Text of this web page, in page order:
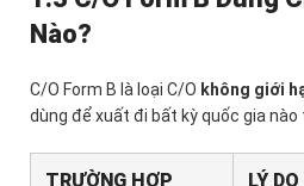
Nào?
C/O Form B là loại C/O không giới
dùng để xuất đi bất kỳ quốc gia nào
TRƯỜNG HỢP LÝ